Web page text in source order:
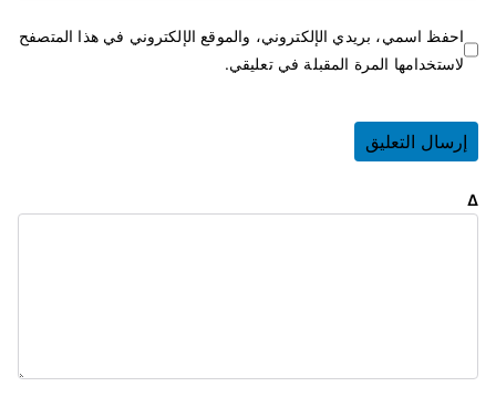
احفظ اسمي، بريدي الإلكتروني، والموقع الإلكتروني في هذا المتصفح
لاستخدامها المرة المقبلة في تعليقي.
Δ